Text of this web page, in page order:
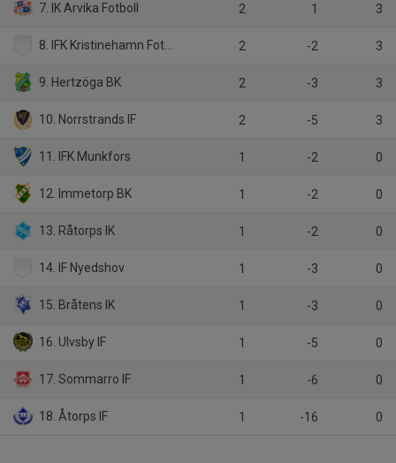
7. IK Arvika Fotboll 2 1 3
8. IFK Kristinehamn Fotboll 2 -2 3
9. Hertzöga BK 2 -3 3
10. Norrstrands IF 2 -5 3
11. IFK Munkfors 1 -2 0
12. Immetorp BK 1 -2 0
13. Råtorps IK 1 -2 0
14. IF Nyedshov 1 -3 0
15. Bråtens IK 1 -3 0
16. Ulvsby IF 1 -5 0
17. Sommarro IF 1 -6 0
18. Åtorps IF 1 -16 0